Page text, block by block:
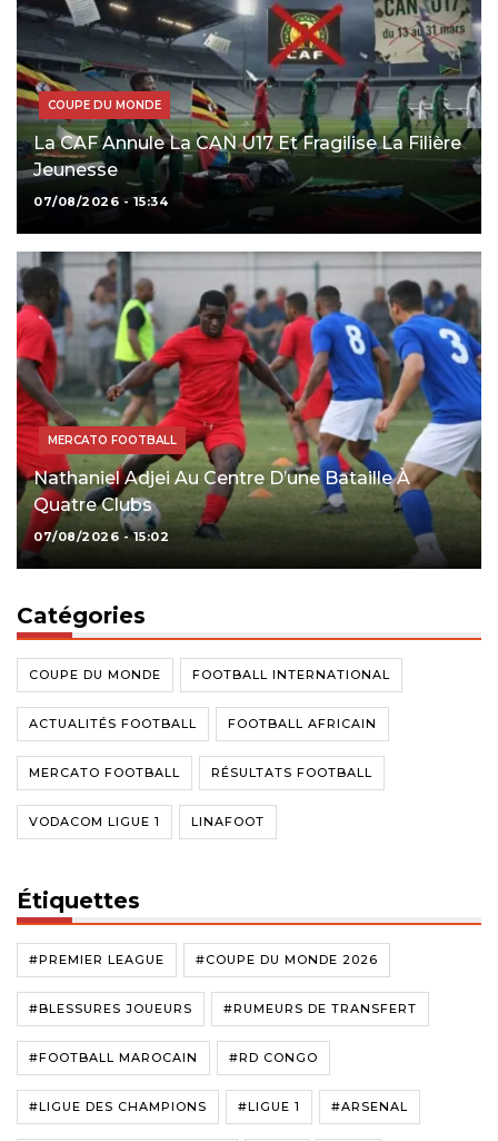
COUPE DU MONDE
La CAF Annule La CAN U17 Et Fragilise La Filière
Jeunesse
07/08/2026 - 15:34
MERCATO FOOTBALL
Nathaniel Adjei Au Centre D’une Bataille À
Quatre Clubs
07/08/2026 - 15:02
Catégories
COUPE DU MONDE FOOTBALL INTERNATIONAL
ACTUALITÉS FOOTBALL FOOTBALL AFRICAIN
MERCATO FOOTBALL RÉSULTATS FOOTBALL
VODACOM LIGUE 1 LINAFOOT
Étiquettes
#PREMIER LEAGUE #COUPE DU MONDE 2026
#BLESSURES JOUEURS #RUMEURS DE TRANSFERT
#FOOTBALL MAROCAIN #RD CONGO
#LIGUE DES CHAMPIONS #LIGUE 1 #ARSENAL